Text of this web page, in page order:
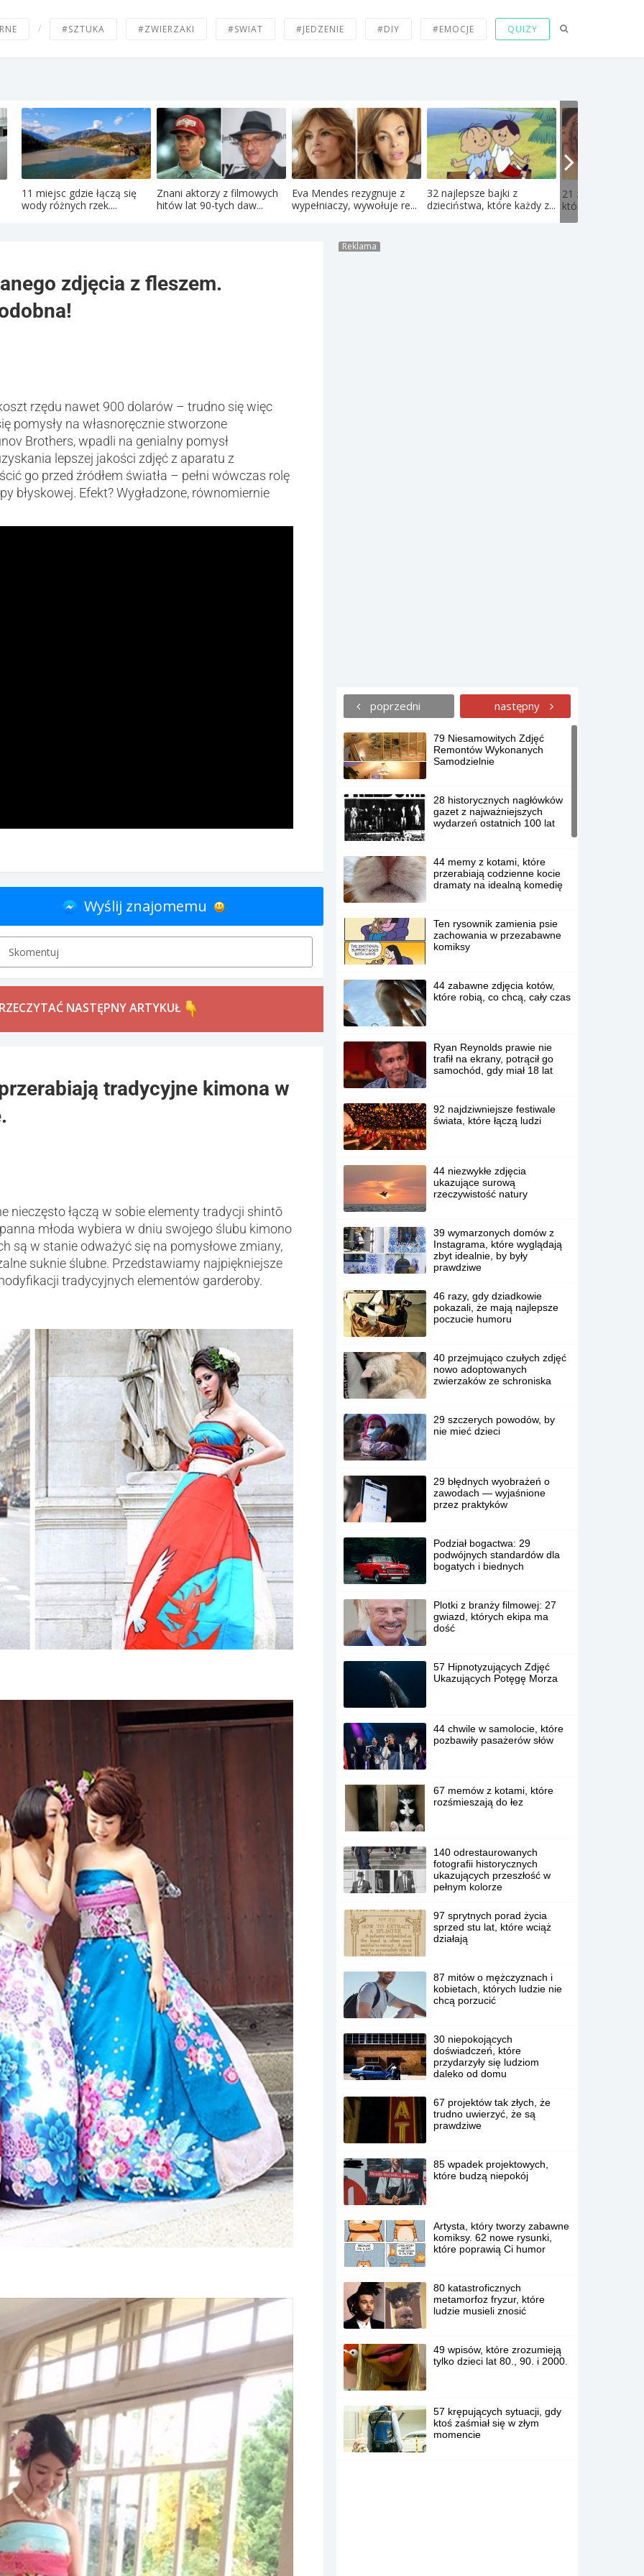
/ #SZTUKA #ZWIERZAKI #SWIAT #JEDZENIE #DIY #EMOCJE QUIZY
11 miejsc gdzie łączą się
wody różnych rzek....
Znani aktorzy z filmowych
hitów lat 90-tych daw...
Eva Mendes rezygnuje z
wypełniaczy, wywołuje re...
32 najlepsze bajki z
dzieciństwa, które każdy z...
21 zdjęć
których
zdjęcia z fleszem.
rzędu nawet 900 dolarów – trudno się więc
pomysły na własnoręcznie stworzone
Brothers, wpadli na genialny pomysł
lepszej jakości zdjęć z aparatu z
go przed źródłem światła – pełni wówczas rolę
błyskowej. Efekt? Wygładzone, równomiernie
Wyślij znajomemu
Skomentuj
NASTĘPNY ARTYKUŁ
tradycyjne kimona w
nieczęsto łączą w sobie elementy tradycji shintō
młoda wybiera w dniu swojego ślubu kimono
są w stanie odważyć się na pomysłowe zmiany,
suknie ślubne. Przedstawiamy najpiękniejsze
tradycyjnych elementów garderoby.
Reklama
poprzedni następny
79 Niesamowitych Zdjęć
Remontów Wykonanych
Samodzielnie
28 historycznych nagłówków
gazet z najważniejszych
wydarzeń ostatnich 100 lat
44 memy z kotami, które
przerabiają codzienne kocie
dramaty na idealną komedię
Ten rysownik zamienia psie
zachowania w przezabawne
komiksy
44 zabawne zdjęcia kotów,
które robią, co chcą, cały czas
Ryan Reynolds prawie nie
trafił na ekrany, potrącił go
samochód, gdy miał 18 lat
92 najdziwniejsze festiwale
świata, które łączą ludzi
44 niezwykłe zdjęcia
ukazujące surową
rzeczywistość natury
39 wymarzonych domów z
Instagrama, które wyglądają
zbyt idealnie, by były
prawdziwe
46 razy, gdy dziadkowie
pokazali, że mają najlepsze
poczucie humoru
40 przejmująco czułych zdjęć
nowo adoptowanych
zwierzaków ze schroniska
29 szczerych powodów, by
nie mieć dzieci
29 błędnych wyobrażeń o
zawodach — wyjaśnione
przez praktyków
Podział bogactwa: 29
podwójnych standardów dla
bogatych i biednych
Plotki z branży filmowej: 27
gwiazd, których ekipa ma
dość
57 Hipnotyzujących Zdjęć
Ukazujących Potęgę Morza
44 chwile w samolocie, które
pozbawiły pasażerów słów
67 memów z kotami, które
rozśmieszają do łez
140 odrestaurowanych
fotografii historycznych
ukazujących przeszłość w
pełnym kolorze
97 sprytnych porad życia
sprzed stu lat, które wciąż
działają
87 mitów o mężczyznach i
kobietach, których ludzie nie
chcą porzucić
30 niepokojących
doświadczeń, które
przydarzyły się ludziom
daleko od domu
67 projektów tak złych, że
trudno uwierzyć, że są
prawdziwe
85 wpadek projektowych,
które budzą niepokój
Artysta, który tworzy zabawne
komiksy. 62 nowe rysunki,
które poprawią Ci humor
80 katastroficznych
metamorfoz fryzur, które
ludzie musieli znosić
49 wpisów, które zrozumieją
tylko dzieci lat 80., 90. i 2000.
57 krępujących sytuacji, gdy
ktoś zaśmiał się w złym
momencie